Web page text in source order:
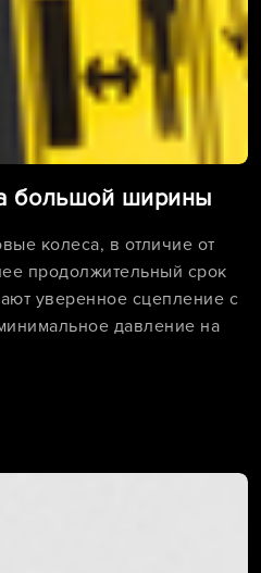
большой ширины
колеса, в отличие от
продолжительный срок
уверенное сцепление с
давление на